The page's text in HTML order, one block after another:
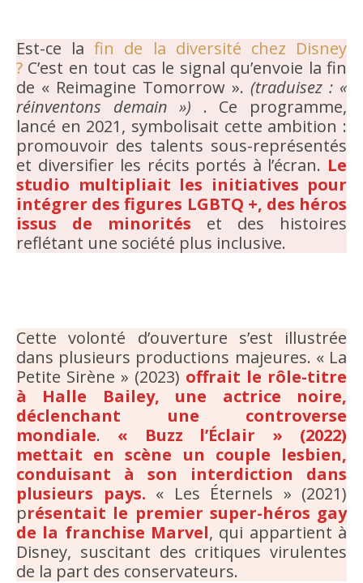
Est-ce la fin de la diversité chez Disney
? C’est en tout cas le signal qu’envoie la fin
de « Reimagine Tomorrow ». (traduisez : «
réinventons demain ») . Ce programme,
lancé en 2021, symbolisait cette ambition :
promouvoir des talents sous-représentés
et diversifier les récits portés à l’écran. Le
studio multipliait les initiatives pour
intégrer des figures LGBTQ +, des héros
issus de minorités et des histoires
reflétant une société plus inclusive.
Cette volonté d’ouverture s’est illustrée
dans plusieurs productions majeures. « La
Petite Sirène » (2023) offrait le rôle-titre
à Halle Bailey, une actrice noire,
déclenchant une controverse
mondiale. « Buzz l’Éclair » (2022)
mettait en scène un couple lesbien,
conduisant à son interdiction dans
plusieurs pays. « Les Éternels » (2021)
présentait le premier super-héros gay
de la franchise Marvel, qui appartient à
Disney, suscitant des critiques virulentes
de la part des conservateurs.